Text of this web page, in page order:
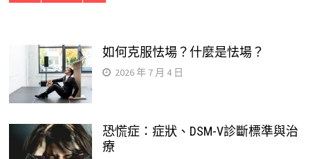
如何克服怯場？什麼是怯場？
2026 年 7 月 4 日
恐慌症：症狀、DSM-V診斷標準與治
療